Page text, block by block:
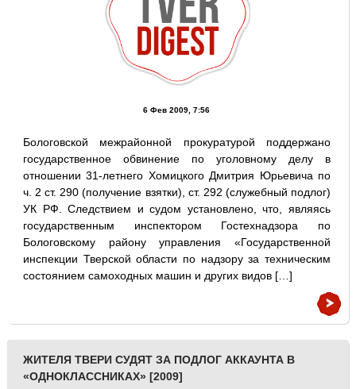
6 Фев 2009, 7:56
Бологовской межрайонной прокуратурой поддержано
государственное обвинение по уголовному делу в
отношении 31-летнего Хомицкого Дмитрия Юрьевича по
ч. 2 ст. 290 (получение взятки), ст. 292 (служебный подлог)
УК РФ. Следствием и судом установлено, что, являясь
государственным инспектором Гостехнадзора по
Бологовскому району управления «Государственной
инспекции Тверской области по надзору за техническим
состоянием самоходных машин и других видов […]
ЖИТЕЛЯ ТВЕРИ СУДЯТ ЗА ПОДЛОГ АККАУНТА В
«ОДНОКЛАССНИКАХ» [2009]